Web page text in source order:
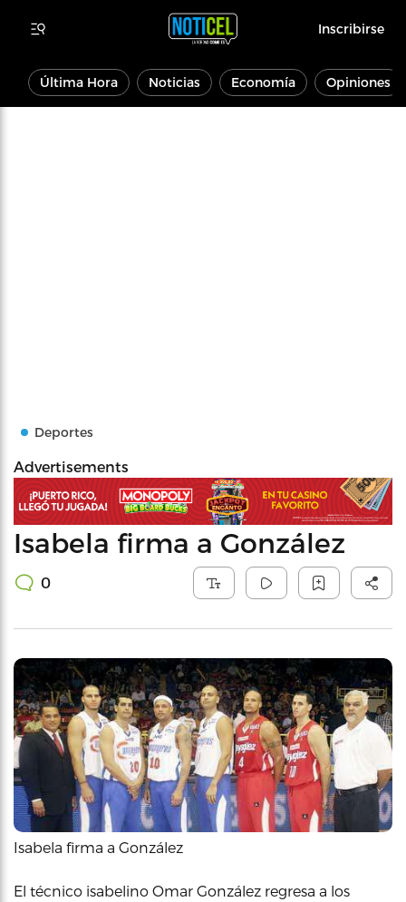
Inscribirse
Última Hora Noticias Economía Opiniones
Deportes
Advertisements
Isabela firma a González
0
Isabela firma a González
El técnico isabelino Omar González regresa a los